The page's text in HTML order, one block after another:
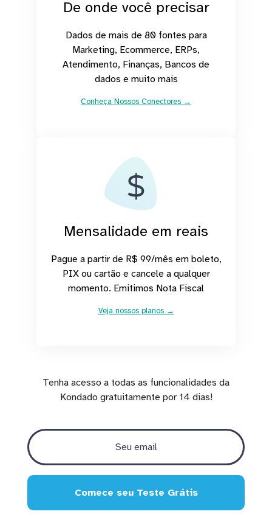
De onde você precisar
Dados de mais de 80 fontes para
Marketing, Ecommerce, ERPs,
Atendimento, Finanças, Bancos de
dados e muito mais
Conheça Nossos Conectores →
Mensalidade em reais
Pague a partir de R$ 99/mês em boleto,
PIX ou cartão e cancele a qualquer
momento. Emitimos Nota Fiscal
Veja nossos planos →
Tenha acesso a todas as funcionalidades da
Kondado gratuitamente por 14 dias!
Comece seu Teste Grátis